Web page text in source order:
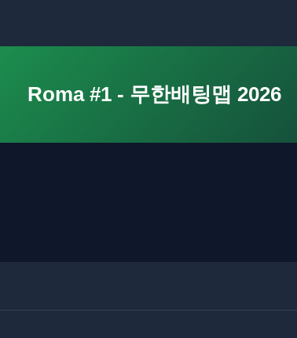
Roma #1 - 무한배팅맵 2026